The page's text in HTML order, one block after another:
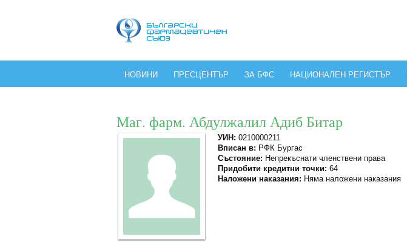
НОВИНИ ПРЕСЦЕНТЪР ЗА БФС НАЦИОНАЛЕН РЕГИСТЪР
Маг. фарм. Абдулжалил Адиб Битар
УИН: 0210000211
Вписан в: РФК Бургас
Състояние: Непрекъснати членствени права
Придобити кредитни точки: 64
Наложени наказания: Няма наложени наказания